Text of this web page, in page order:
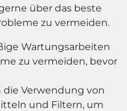
über das beste
zu vermeiden.
Wartungsarbeiten
zu vermeiden, bevor
Verwendung von
und Filtern, um